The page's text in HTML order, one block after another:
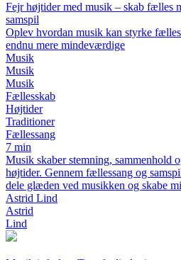
Fejr højtider med musik – skab fælles
samspil
Oplev hvordan musik kan styrke
endnu mere mindeværdige
Musik
Musik
Musik
Fællesskab
Højtider
Traditioner
Fællessang
7 min
Musik skaber stemning, sammenhold
højtider. Gennem fællessang og
dele glæden ved musikken og skabe
Astrid Lind
Astrid
Lind